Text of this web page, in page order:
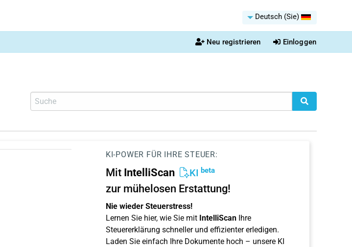
Deutsch (Sie)
Neu registrieren Einloggen
KI-POWER FÜR IHRE STEUER:
Mit IntelliScan KI beta
zur mühelosen Erstattung!
Nie wieder Steuerstress!
Lernen Sie hier, wie Sie mit IntelliScanIhre
Steuererklärung schneller und effizienter erledigen.
Laden Sie einfach Ihre Dokumente hoch – unsere KI